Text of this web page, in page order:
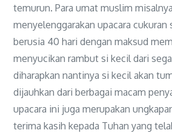
temurun. Para umat muslim
menyelenggarakan upacara cukuran
berusia 40 hari dengan maksud
menyucikan rambut si kecil dari
diharapkan nantinya si kecil akan
dijauhkan dari berbagai macam
upacara ini juga merupakan
terima kasih kepada Tuhan yang